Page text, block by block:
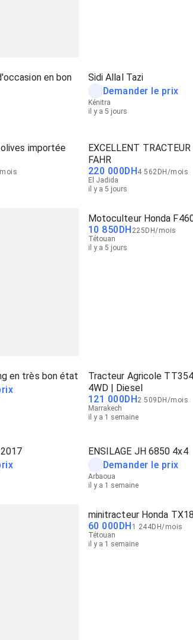
en bon
Sidi Allal Tazi
Demander le prix
Kénitra
il y a 5 jours
importée
mois
EXCELLENT
FAHR
220 000DH4 562 DH /mois
El Jadida
il y a 5 jours
Motoculteur Honda
10 850DH 225 DH/mois
Tétouan
il y a 5 jours
en très bon état
Tracteur Agricole
4WD | Diesel
121 000DH2 509 DH /mois
Marrakech
il y a 1 semaine
ENSILAGE JH 6850 4x4
Demander le prix
Arbaoua
il y a 1 semaine
minitracteur Honda
60 000DH 1 244DH/mois
Tétouan
il y a 1 semaine